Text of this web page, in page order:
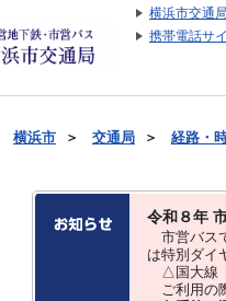
横浜市交通局
携帯電話サ
横浜市 ＞ 交通局 ＞ 経路・
令和８年
市営バス
は特別ダイ
△国大線【
ご利用の